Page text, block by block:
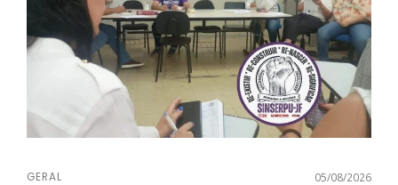
GERAL 05/08/2026